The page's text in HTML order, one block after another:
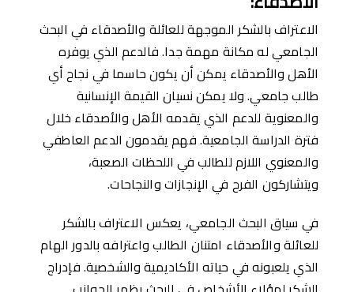
الاعتراف بالشكر الموجهة للعائلة والأصدقاء في البحث
الجامعي له مكانة مهمة جدا. فالدعم الذي يوفره
الأهل والأصدقاء يمكن أن يكون حاسما في نجاح أي
طالب جامعي. ولا يمكن نسيان القيمة الإنسانية
والمعنوية للدعم الذي يقدمه الأهل والأصدقاء خلال
فترة الدراسة الجامعية. فهم يقدمون الدعم العاطفي
والمعنوي اللازم للطالب في اللحظات الصعبة،
ويتشاركون الفرح في الإنجازات والنجاحات.
في سياق البحث الجامعي، يعكس الاعتراف بالشكر
للعائلة والأصدقاء امتنان الطالب واعترافه بالدور الهام
الذي يلعبونه في حياته الأكاديمية والشخصية. فإدراج